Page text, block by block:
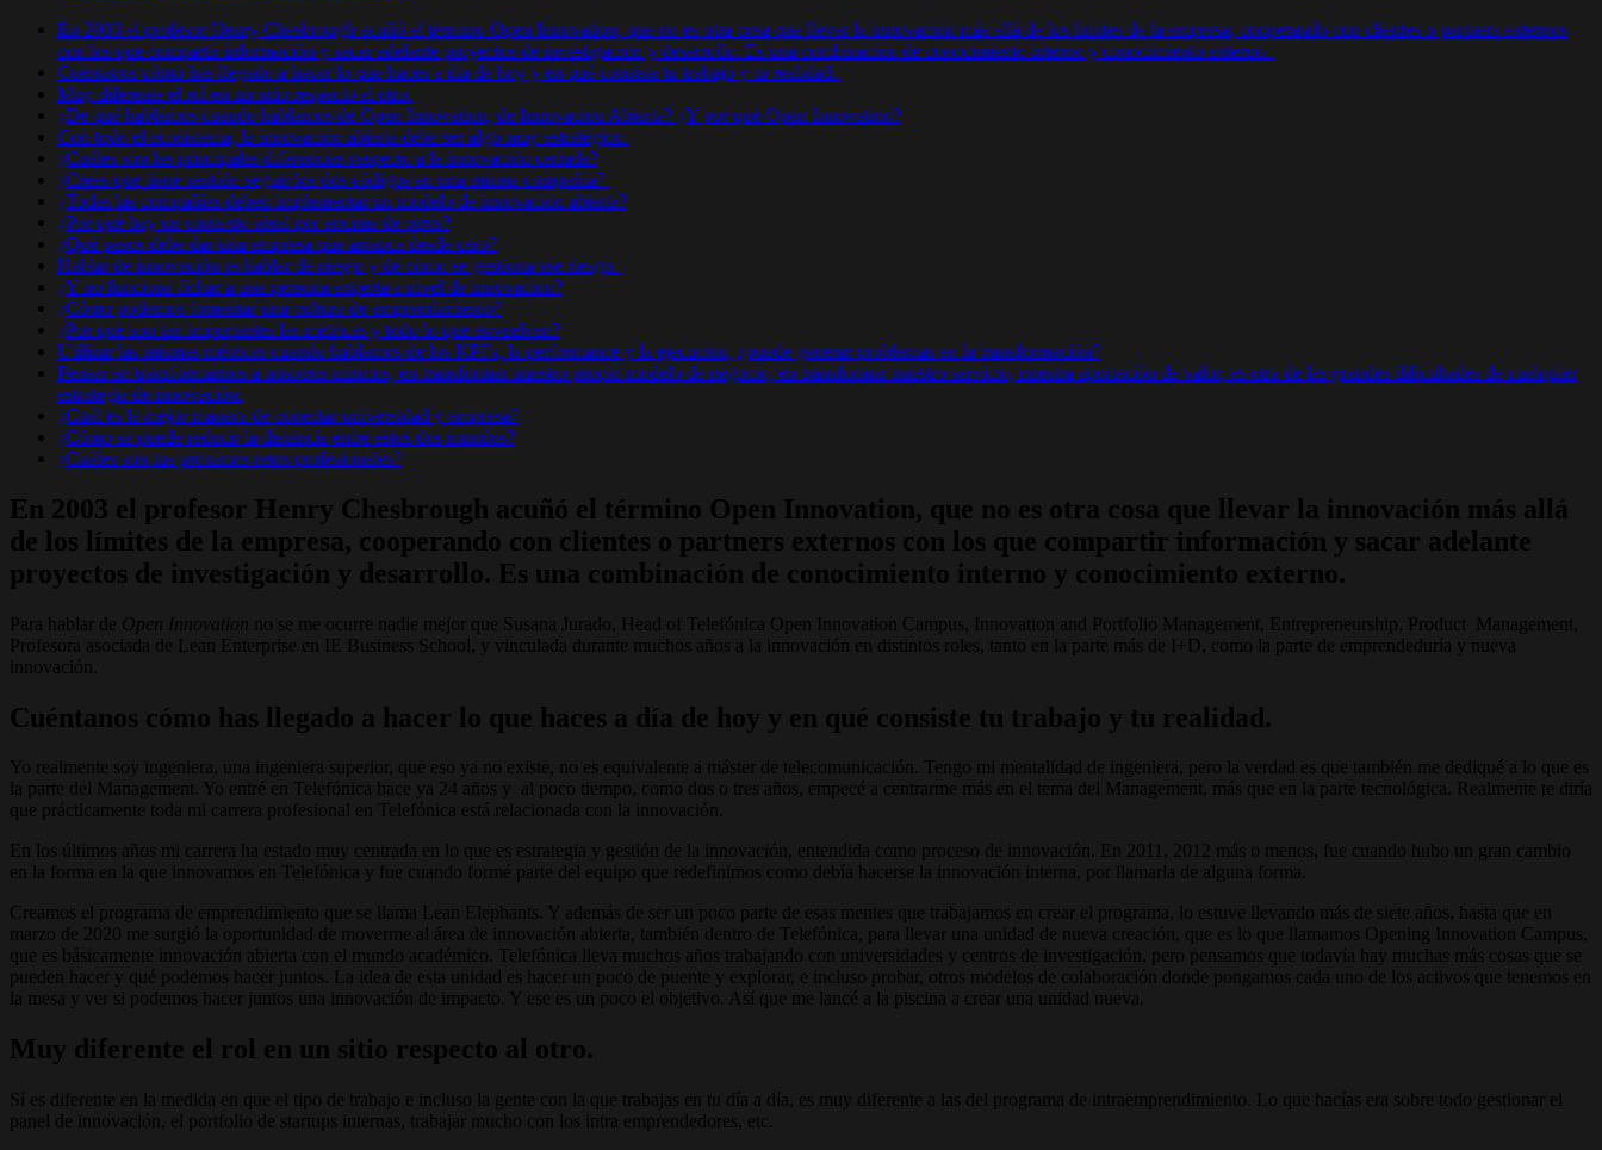
En 2003 el profesor Henry Chesbrough acuñó el término Open Innovation, que no es otra cosa que llevar la innovación más allá de los límites de la empresa, cooperando con clientes o partners externos
con los que compartir información y sacar adelante proyectos de investigación y desarrollo. Es una combinación de conocimiento interno y conocimiento externo.
Cuéntanos cómo has llegado a hacer lo que haces a día de hoy y en qué consiste tu trabajo y tu realidad.
Muy diferente el rol en un sitio respecto al otro.
¿De qué hablamos cuando hablamos de Open Innovation, de Innovación Abierta? ¿Y por qué Open Innovation?
Con todo el ecosistema, la innovación abierta debe ser algo muy estratégico.
¿Cuáles son las principales diferencias respecto a la innovación cerrada?
¿Crees que tiene sentido seguir los dos códigos en una misma compañía?
¿Todas las compañías deben implementar un modelo de innovación abierta?
¿Por qué hay un contexto ideal por encima de otros?
¿Qué pasos debe dar una empresa que arranca desde cero?
Hablar de innovación es hablar de riesgo y de cómo se gestiona ese riesgo.
¿Y no funciona fichar a una persona experta a nivel de innovación?
¿Cómo podemos fomentar una cultura de emprendimiento?
¿Por qué son tan importantes las métricas y todo lo que envuelven?
Utilizar las mismas métricas cuando hablamos de los KPI’s, la performance y la ejecución, ¿puede generar problemas en la transformación?
Pensar en transformarnos a nosotros mismos, en transformar nuestro propio modelo de negocio, en transformar nuestro servicio, nuestra aportación de valor, es otra de las grandes dificultades de cualquier
estrategia de innovación.
¿Cuál es la mejor manera de conectar universidad y empresa?
¿Cómo se puede reducir la distancia entre estos dos mundos?
¿Cuáles son tus próximos retos profesionales?
En 2003 el profesor Henry Chesbrough acuñó el término Open Innovation, que no es otra cosa que llevar la innovación más allá
de los límites de la empresa, cooperando con clientes o partners externos con los que compartir información y sacar adelante
proyectos de investigación y desarrollo. Es una combinación de conocimiento interno y conocimiento externo.
Para hablar de Open Innovation no se me ocurre nadie mejor que Susana Jurado, Head of Telefónica Open Innovation Campus, Innovation and Portfolio Management, Entrepreneurship, Product Management,
Profesora asociada de Lean Enterprise en IE Business School, y vinculada durante muchos años a la innovación en distintos roles, tanto en la parte más de I+D, como la parte de emprendeduría y nueva
innovación.
Cuéntanos cómo has llegado a hacer lo que haces a día de hoy y en qué consiste tu trabajo y tu realidad.
Yo realmente soy ingeniera, una ingeniera superior, que eso ya no existe, no es equivalente a máster de telecomunicación. Tengo mi mentalidad de ingeniera, pero la verdad es que también me dediqué a lo que es
la parte del Management. Yo entré en Telefónica hace ya 24 años y al poco tiempo, como dos o tres años, empecé a centrarme más en el tema del Management, más que en la parte tecnológica. Realmente te diría
que prácticamente toda mi carrera profesional en Telefónica está relacionada con la innovación.
En los últimos años mi carrera ha estado muy centrada en lo que es estrategia y gestión de la innovación, entendida como proceso de innovación. En 2011, 2012 más o menos, fue cuando hubo un gran cambio
en la forma en la que innovamos en Telefónica y fue cuando formé parte del equipo que redefinimos como debía hacerse la innovación interna, por llamarla de alguna forma.
Creamos el programa de emprendimiento que se llama Lean Elephants. Y además de ser un poco parte de esas mentes que trabajamos en crear el programa, lo estuve llevando más de siete años, hasta que en
marzo de 2020 me surgió la oportunidad de moverme al área de innovación abierta, también dentro de Telefónica, para llevar una unidad de nueva creación, que es lo que llamamos Opening Innovation Campus,
que es básicamente innovación abierta con el mundo académico. Telefónica lleva muchos años trabajando con universidades y centros de investigación, pero pensamos que todavía hay muchas más cosas que se
pueden hacer y qué podemos hacer juntos. La idea de esta unidad es hacer un poco de puente y explorar, e incluso probar, otros modelos de colaboración donde pongamos cada uno de los activos que tenemos en
la mesa y ver si podemos hacer juntos una innovación de impacto. Y ese es un poco el objetivo. Así que me lancé a la piscina a crear una unidad nueva.
Muy diferente el rol en un sitio respecto al otro.
Sí es diferente en la medida en que el tipo de trabajo e incluso la gente con la que trabajas en tu día a día, es muy diferente a las del programa de intraemprendimiento. Lo que hacías era sobre todo gestionar el
panel de innovación, el portfolio de startups internas, trabajar mucho con los intra emprendedores, etc.